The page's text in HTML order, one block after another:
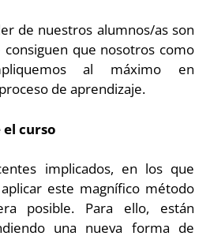
de nuestros alumnos/as son
que nosotros como
al máximo en
de aprendizaje.
el curso
implicados, en los que
este magnífico método
posible. Para ello, están
una nueva forma de